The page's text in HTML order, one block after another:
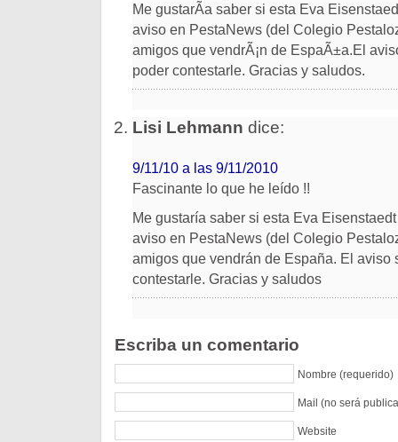
Me gustarÃ­a saber si esta Eva
aviso en PestaNews (del Colegio
amigos que vendrÃ¡n de EspaÃ±a.El
poder contestarle. Gracias y saludos.
Lisi Lehmann dice:
9/11/10 a las 9/11/2010
Fascinante lo que he leído !!
Me gustaría saber si esta Eva
aviso en PestaNews (del Colegio
amigos que vendrán de España. El aviso
contestarle. Gracias y saludos
Escriba un comentario
Nombre (requerido)
Mail (no será
Website